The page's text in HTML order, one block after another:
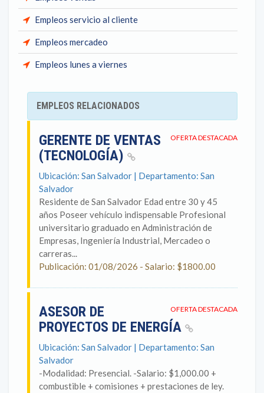
Empleos servicio al cliente
Empleos mercadeo
Empleos lunes a viernes
EMPLEOS RELACIONADOS
OFERTA DESTACADA
GERENTE DE VENTAS
(TECNOLOGÍA)
Ubicación: San Salvador | Departamento: San
Salvador
Residente de San Salvador Edad entre 30 y 45
años Poseer vehículo indispensable Profesional
universitario graduado en Administración de
Empresas, Ingeniería Industrial, Mercadeo o
carreras...
Publicación: 01/08/2026 - Salario: $1800.00
OFERTA DESTACADA
ASESOR DE
PROYECTOS DE ENERGÍA
Ubicación: San Salvador | Departamento: San
Salvador
-Modalidad: Presencial. -Salario: $1,000.00 +
combustible + comisiones + prestaciones de ley.